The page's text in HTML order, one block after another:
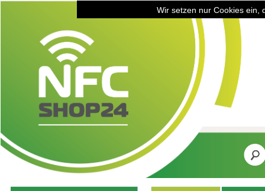
Wir setzen nur Cookies ein,